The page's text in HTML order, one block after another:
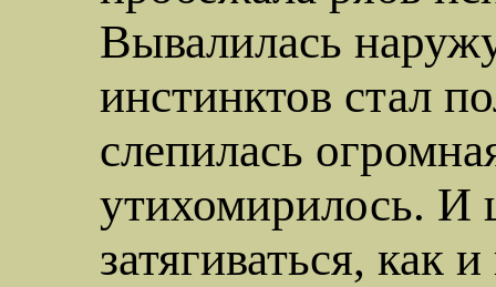
Вывалилась
инстинктов стал
слепилась
утихомирилось. И
затягиваться, как